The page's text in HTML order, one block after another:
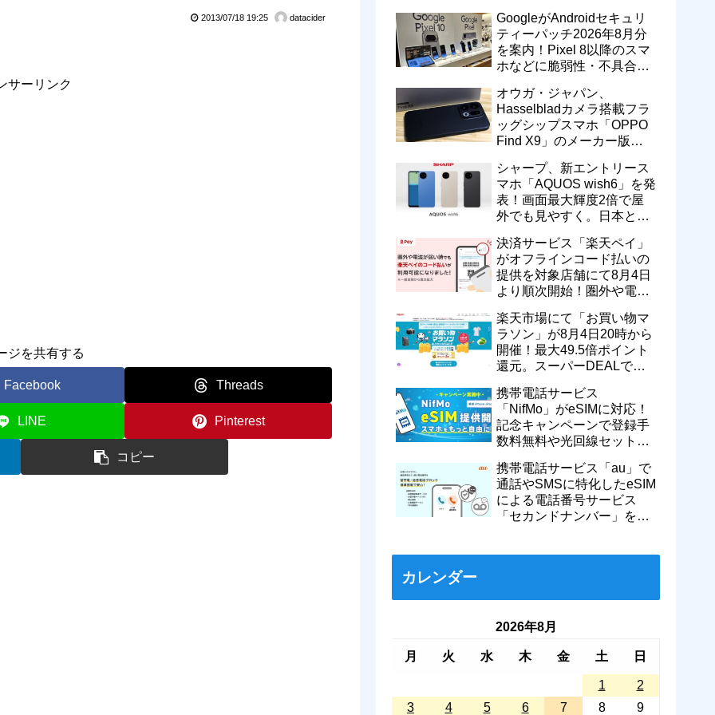
2013/07/18 19:25 datacider
サーリンク
ジを共有する
Facebook Threads
LINE Pinterest
コピー
550円割引に
GoogleがAndroidセキュリ
ティーパッチ2026年8月分
を案内！Pixel 8以降のスマ
ホなどに脆弱性・不具合の
新が提供開始
オウガ・ジャパン、
Hasselbladカメラ搭載フラ
ッグシップスマホ「OPPO
Find X9」のメーカー版
げ！15万9800円に
シャープ、新エントリース
マホ「AQUOS wish6」を発
表！画面最大輝度2倍で屋
外でも見やすく。日本と台
売
決済サービス「楽天ペイ」
がオフラインコード払いの
提供を対象店舗にて8月4日
より順次開始！圏外や電波
に
楽天市場にて「お買い物マ
ラソン」が8月4日20時から
開催！最大49.5倍ポイント
還元。スーパーDEALで
など
携帯電話サービス
「NifMo」がeSIMに対応！
記念キャンペーンで登録手
数料無料や光回線セットで
770円割引に
携帯電話サービス「au」で
通話やSMSに特化したeSIM
による電話番号サービス
「セカンドナンバー」を提
カレンダー
2026年8月
月 火 水 木 金 土 日
1
2
3
4 5 6 7 8 9